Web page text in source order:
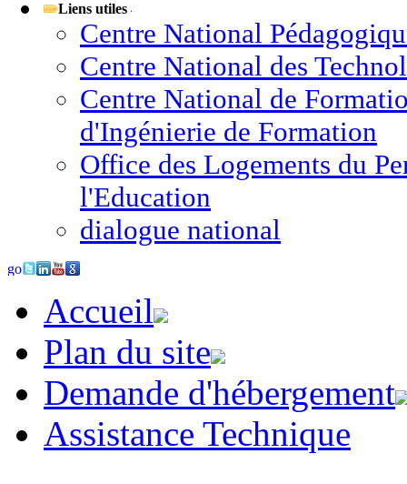
Liens utiles
Centre National
Centre National des
Centre National de
d'Ingénierie de Formation
Office des Logements du
l'Education
dialogue national
Accueil
Plan du site
Demande d'hébergement
Assistance Technique